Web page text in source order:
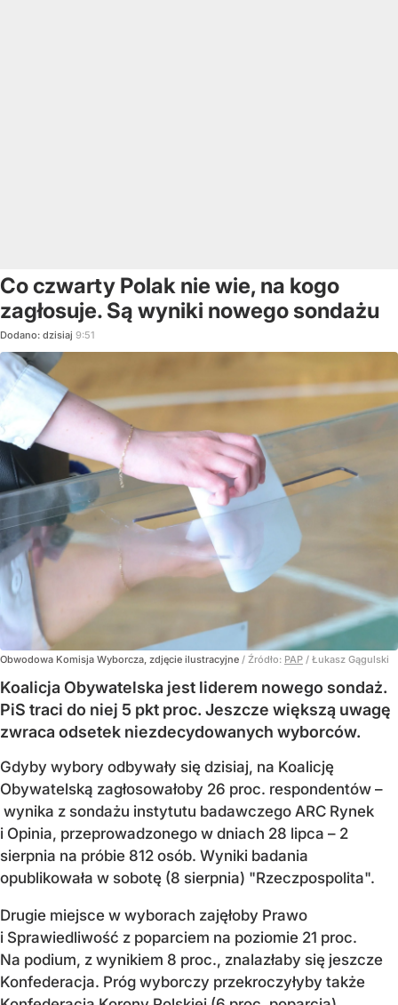
Co czwarty Polak nie wie, na kogo
zagłosuje. Są wyniki nowego sondażu
Dodano: dzisiaj 9:51
Obwodowa Komisja Wyborcza, zdjęcie ilustracyjne / Źródło: PAP / Łukasz Gągulski
Koalicja Obywatelska jest liderem nowego sondaż.
PiS traci do niej 5 pkt proc. Jeszcze większą uwagę
zwraca odsetek niezdecydowanych wyborców.
Gdyby wybory odbywały się dzisiaj, na Koalicję
Obywatelską zagłosowałoby 26 proc. respondentów –
wynika z sondażu instytutu badawczego ARC Rynek
i Opinia, przeprowadzonego w dniach 28 lipca – 2
sierpnia na próbie 812 osób. Wyniki badania
opublikowała w sobotę (8 sierpnia) "Rzeczpospolita".
Drugie miejsce w wyborach zajęłoby Prawo
i Sprawiedliwość z poparciem na poziomie 21 proc.
Na podium, z wynikiem 8 proc., znalazłaby się jeszcze
Konfederacja. Próg wyborczy przekroczyłyby także